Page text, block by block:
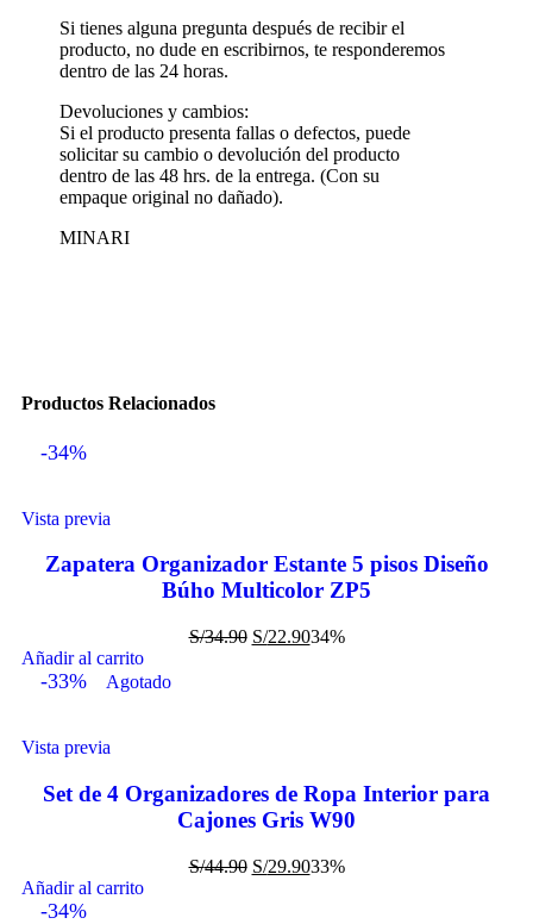
Si tienes alguna pregunta después de recibir el
producto, no dude en escribirnos, te responderemos
dentro de las 24 horas.
Devoluciones y cambios:
Si el producto presenta fallas o defectos, puede
solicitar su cambio o devolución del producto
dentro de las 48 hrs. de la entrega. (Con su
empaque original no dañado).
MINARI
Productos Relacionados
-34%
Vista previa
Zapatera Organizador Estante 5 pisos Diseño
Búho Multicolor ZP5
S/34.90 S/22.9034%
Añadir al carrito
-33% Agotado
Vista previa
Set de 4 Organizadores de Ropa Interior para
Cajones Gris W90
S/44.90 S/29.9033%
Añadir al carrito
-34%